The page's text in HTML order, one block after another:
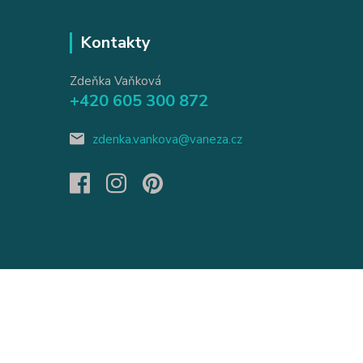
Kontakty
Zdeňka Vaňková
+420 605 300 872
zdenka.vankova@vaneza.cz